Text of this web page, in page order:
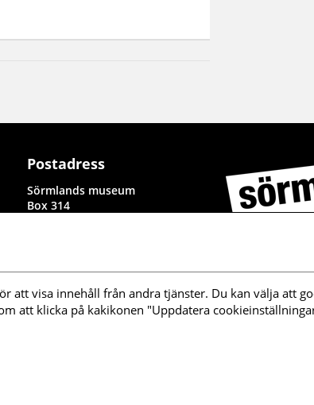
Postadress
Sörmlands museum
Box 314
att visa innehåll från andra tjänster. Du kan välja att
att klicka på kakikonen "Uppdatera